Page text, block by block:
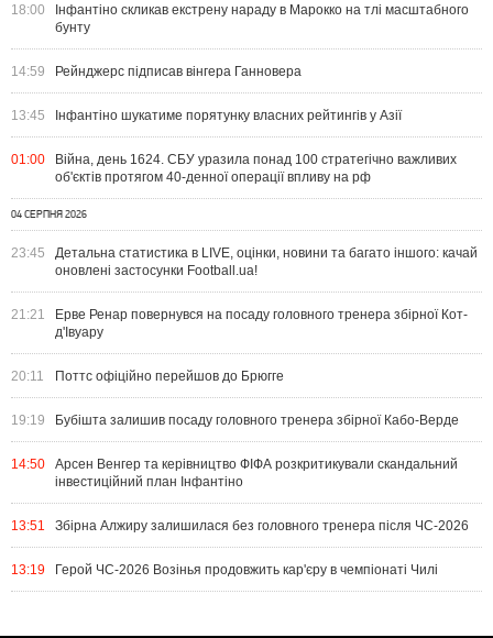
18:00
Інфантіно скликав екстрену нараду в Марокко на тлі масштабного
бунту
14:59 Рейнджерс підписав вінгера Ганновера
13:45 Інфантіно шукатиме порятунку власних рейтингів у Азії
01:00
Війна, день 1624. СБУ уразила понад 100 стратегічно важливих
об'єктів протягом 40-денної операції впливу на рф
04 СЕРПНЯ 2026
23:45
Детальна статистика в LIVE, оцінки, новини та багато іншого: качай
оновлені застосунки Football.ua!
21:21
Ерве Ренар повернувся на посаду головного тренера збірної Кот-
д'Івуару
20:11 Поттс офіційно перейшов до Брюгге
19:19 Бубішта залишив посаду головного тренера збірної Кабо-Верде
14:50
Арсен Венгер та керівництво ФІФА розкритикували скандальний
інвестиційний план Інфантіно
13:51 Збірна Алжиру залишилася без головного тренера після ЧС-2026
13:19 Герой ЧС-2026 Возінья продовжить кар'єру в чемпіонаті Чилі